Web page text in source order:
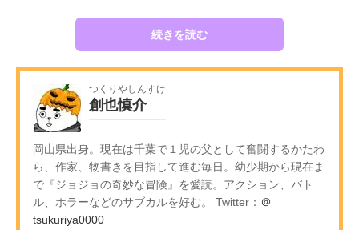
続きを読む
つくりやしんすけ
創也慎介
岡山県出身。現在は千葉で１児の父として奮闘するかたわ
ら、作家、物書きを目指して進む毎日。幼少期から現在ま
で『ジョジョの奇妙な冒険』を愛読。アクション、バト
ル、ホラーなどのサブカルを好む。 Twitter： ＠
tsukuriya0000